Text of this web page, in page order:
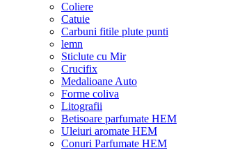
Coliere
Catuie
Carbuni fitile plute punti
lemn
Sticlute cu Mir
Crucifix
Medalioane Auto
Forme coliva
Litografii
Betisoare parfumate HEM
Uleiuri aromate HEM
Conuri Parfumate HEM